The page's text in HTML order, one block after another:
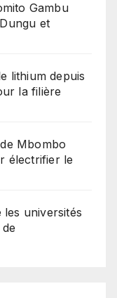
Gambu
et
lithium depuis
la filière
Mbombo
électrifier le
les universités